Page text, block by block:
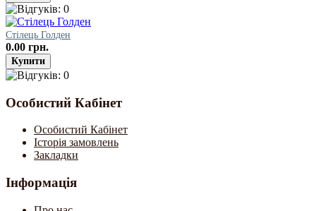
Стілець Голден
0.00 грн.
Особистий Кабінет
Особистий Кабінет
Історія замовлень
Закладки
Інформація